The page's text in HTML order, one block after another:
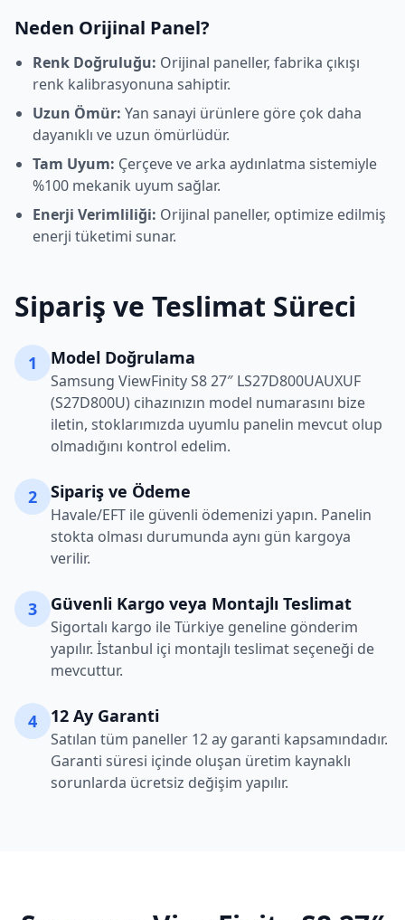
Neden Orijinal Panel?
Renk Doğruluğu: Orijinal paneller, fabrika çıkışı
renk kalibrasyonuna sahiptir.
Uzun Ömür: Yan sanayi ürünlere göre çok daha
dayanıklı ve uzun ömürlüdür.
Tam Uyum: Çerçeve ve arka aydınlatma sistemiyle
%100 mekanik uyum sağlar.
Enerji Verimliliği: Orijinal paneller, optimize edilmiş
enerji tüketimi sunar.
Sipariş ve Teslimat Süreci
1 Model Doğrulama
Samsung ViewFinity S8 27″ LS27D800UAUXUF
(S27D800U) cihazınızın model numarasını bize
iletin, stoklarımızda uyumlu panelin mevcut olup
olmadığını kontrol edelim.
2 Sipariş ve Ödeme
Havale/EFT ile güvenli ödemenizi yapın. Panelin
stokta olması durumunda aynı gün kargoya
verilir.
3 Güvenli Kargo veya Montajlı Teslimat
Sigortalı kargo ile Türkiye geneline gönderim
yapılır. İstanbul içi montajlı teslimat seçeneği de
mevcuttur.
4 12 Ay Garanti
Satılan tüm paneller 12 ay garanti kapsamındadır.
Garanti süresi içinde oluşan üretim kaynaklı
sorunlarda ücretsiz değişim yapılır.